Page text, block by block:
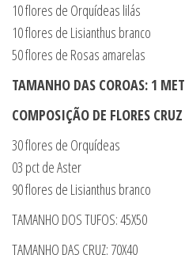
10 flores de Orquídeas lilás
10 flores de Lisianthus branco
50 flores de Rosas amarelas
TAMANHO DAS COROAS: 1
COMPOSIÇÃO DE FLORES
30 flores de Orquídeas
03 pct de Aster
90 flores de Lisianthus branco
TAMANHO DOS TUFOS: 45X50
TAMANHO DAS CRUZ: 70X40